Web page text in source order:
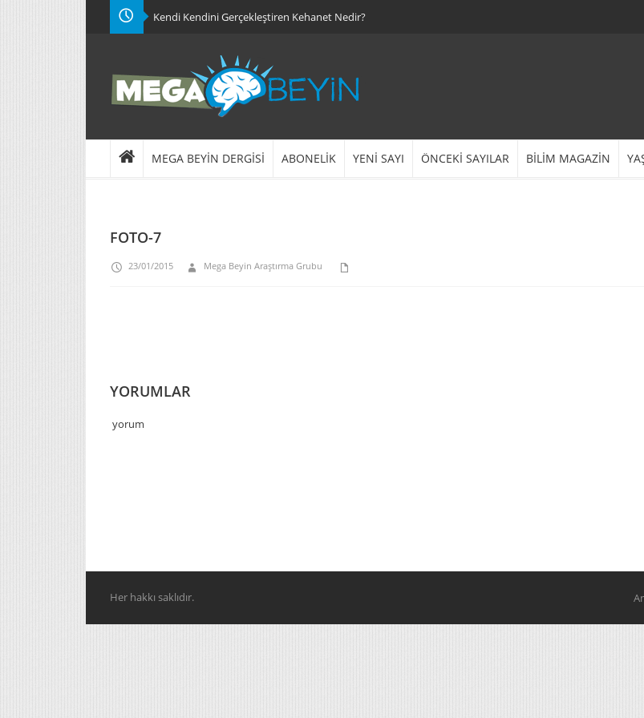
Kendi Kendini Gerçekleştiren Kehanet Nedir?
MEGA BEYİN DERGİSİ ABONELİK YENİ SAYI ÖNCEKİ SAYILAR BİLİM MAGAZİN
FOTO-7
23/01/2015 Mega Beyin Araştırma Grubu
YORUMLAR
yorum
Her hakkı saklıdır.